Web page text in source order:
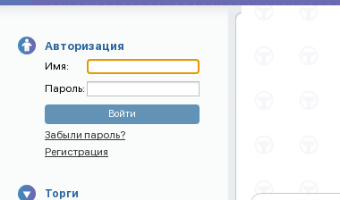
Авторизация
Имя:
Пароль:
Забыли пароль?
Регистрация
Торги